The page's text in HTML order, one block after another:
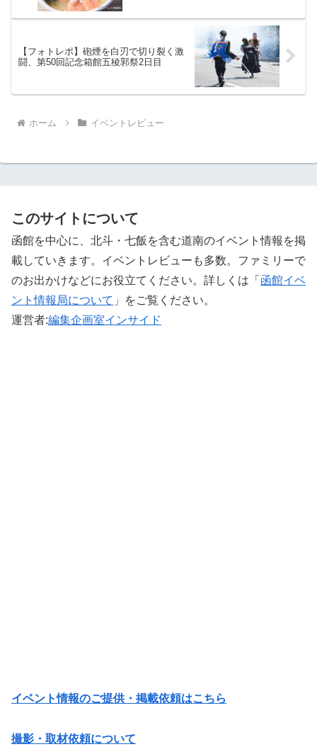
【フォトレポ】砲煙を白刃で切り裂く激
闘、第50回記念箱館五稜郭祭2日目
ホーム イベントレビュー
このサイトについて
函館を中心に、北斗・七飯を含む道南のイベント情報を掲
載していきます。イベントレビューも多数。ファミリーで
のお出かけなどにお役立てください。詳しくは「 函館イベ
ント情報局について 」をご覧ください。 ‎
運営者:編集企画室インサイド
イベント情報のご提供・掲載依頼はこちら
撮影・取材依頼について